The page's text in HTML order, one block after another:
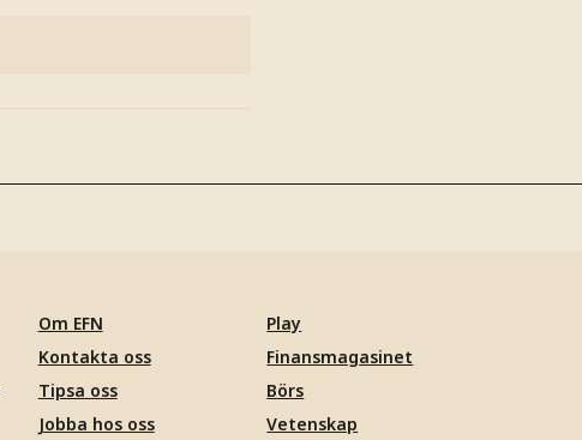
Om EFN
Kontakta oss
Tipsa oss
Jobba hos oss
Play
Finansmagasinet
Börs
Vetenskap